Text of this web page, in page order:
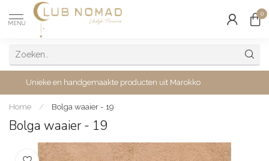
MENU
0
Unieke en handgemaakte producten uit Marokko
Home / Bolga waaier - 19
Bolga waaier - 19